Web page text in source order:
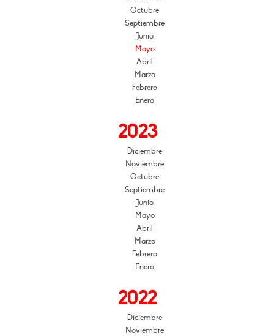
Octubre
Septiembre
Junio
Mayo
Abril
Marzo
Febrero
Enero
2023
Diciembre
Noviembre
Octubre
Septiembre
Junio
Mayo
Abril
Marzo
Febrero
Enero
2022
Diciembre
Noviembre